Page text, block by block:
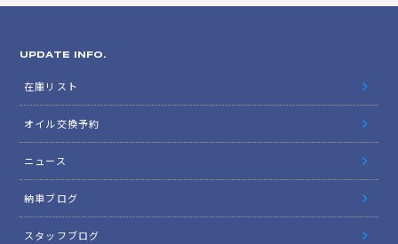
UPDATE INFO.
在庫リスト
オイル交換予約
ニュース
納車ブログ
スタッフブログ